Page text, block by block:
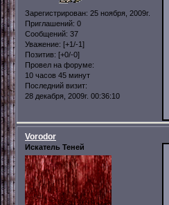
Зарегистрирован: 25 ноября, 2009г.
Приглашений: 0
Сообщений: 37
Уважение: [+1/-1]
Позитив: [+0/-0]
Провел на форуме:
10 часов 45 минут
Последний визит:
28 декабря, 2009г. 00:36:10
Vorodor
Искатель Теней